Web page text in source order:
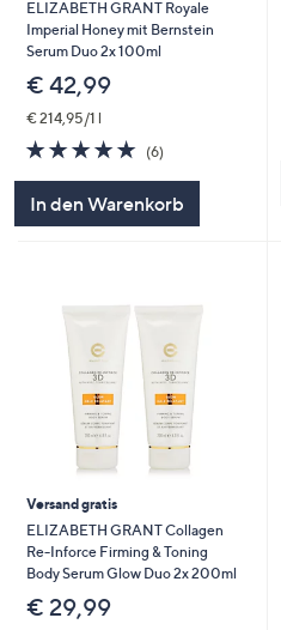
ELIZABETH GRANT Royale
Imperial Honey mit Bernstein
Serum Duo 2x 100ml
€ 42,99
€ 214,95/1 l
4.7
von
(6)
In den Warenkorb
Versand gratis
ELIZABETH GRANT Collagen
Re-Inforce Firming & Toning
Body Serum Glow Duo 2x 200ml
€ 29,99